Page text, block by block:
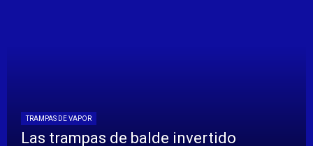
TRAMPAS DE VAPOR
Las trampas de balde invertido